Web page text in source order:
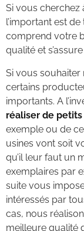
Si vous cherchez
l’important est
comprend votre
qualité et
Si vous souhaiter
certains
importants. A
réaliser de petits
exemple ou de
usines vont soit
qu’il leur faut un
exemplaires par
suite vous
intéressés par
cas, nous
meilleure qualité